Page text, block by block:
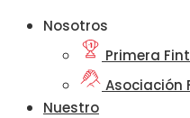
Nosotros
Primera
Asociación
Nuestro